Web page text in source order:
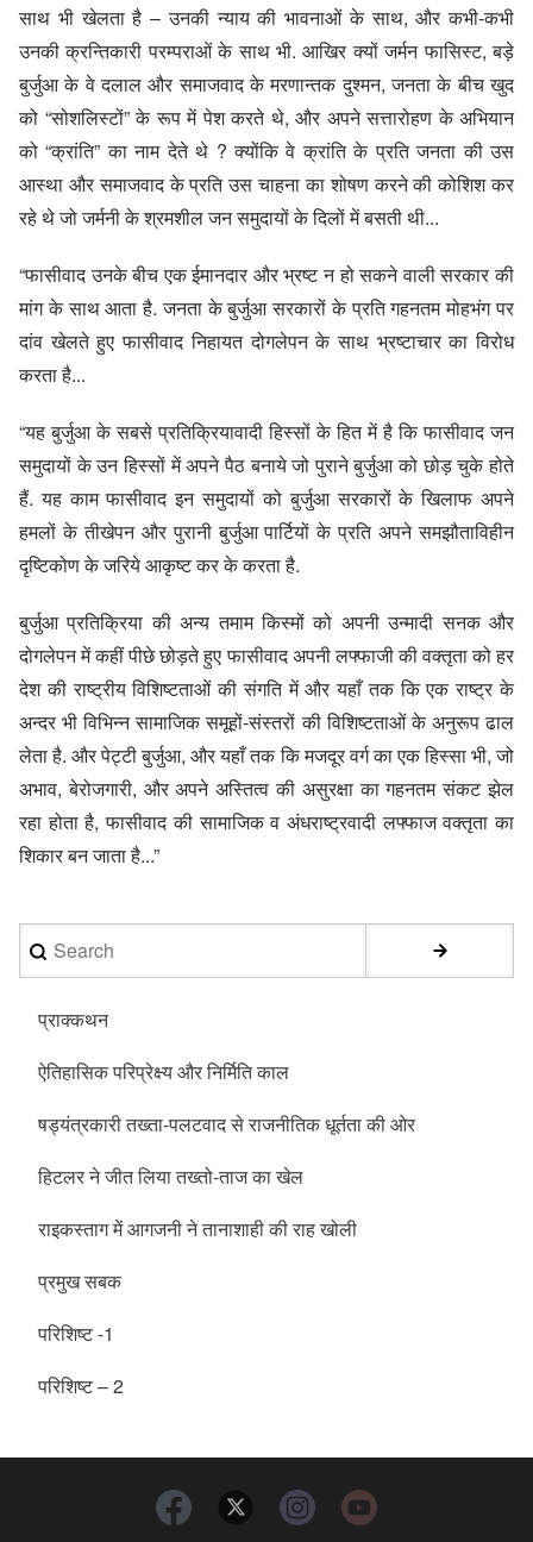
साथ भी खेलता है – उनकी न्याय की भावनाओं के साथ, और कभी-कभी
उनकी क्रन्तिकारी परम्पराओं के साथ भी. आखिर क्यों जर्मन फासिस्ट, बड़े
बुर्जुआ के वे दलाल और समाजवाद के मरणान्तक दुश्मन, जनता के बीच खुद
को “सोशलिस्टों” के रूप में पेश करते थे, और अपने सत्तारोहण के अभियान
को “क्रांति” का नाम देते थे ? क्योंकि वे क्रांति के प्रति जनता की उस
आस्था और समाजवाद के प्रति उस चाहना का शोषण करने की कोशिश कर
रहे थे जो जर्मनी के श्रमशील जन समुदायों के दिलों में बसती थी...
“फासीवाद उनके बीच एक ईमानदार और भ्रष्ट न हो सकने वाली सरकार की
मांग के साथ आता है. जनता के बुर्जुआ सरकारों के प्रति गहनतम मोहभंग पर
दांव खेलते हुए फासीवाद निहायत दोगलेपन के साथ भ्रष्टाचार का विरोध
करता है...
“यह बुर्जुआ के सबसे प्रतिक्रियावादी हिस्सों के हित में है कि फासीवाद जन
समुदायों के उन हिस्सों में अपने पैठ बनाये जो पुराने बुर्जुआ को छोड़ चुके होते
हैं. यह काम फासीवाद इन समुदायों को बुर्जुआ सरकारों के खिलाफ अपने
हमलों के तीखेपन और पुरानी बुर्जुआ पार्टियों के प्रति अपने समझौताविहीन
दृष्टिकोण के जरिये आकृष्ट कर के करता है.
बुर्जुआ प्रतिक्रिया की अन्य तमाम किस्मों को अपनी उन्मादी सनक और
दोगलेपन में कहीं पीछे छोड़ते हुए फासीवाद अपनी लफ्फाजी की वक्तृता को हर
देश की राष्ट्रीय विशिष्टताओं की संगति में और यहाँ तक कि एक राष्ट्र के
अन्दर भी विभिन्न सामाजिक समूहों-संस्तरों की विशिष्टताओं के अनुरूप ढाल
लेता है. और पेट्टी बुर्जुआ, और यहाँ तक कि मजदूर वर्ग का एक हिस्सा भी, जो
अभाव, बेरोजगारी, और अपने अस्तित्व की असुरक्षा का गहनतम संकट झेल
रहा होता है, फासीवाद की सामाजिक व अंधराष्ट्रवादी लफ्फाज वक्तृता का
शिकार बन जाता है...”
Search
प्राक्कथन
ऐतिहासिक परिप्रेक्ष्य और निर्मिति काल
षड्यंत्रकारी तख्ता-पलटवाद से राजनीतिक धूर्तता की ओर
हिटलर ने जीत लिया तख्तो-ताज का खेल
राइकस्‍ताग में आगजनी ने तानाशाही की राह खोली
प्रमुख सबक
परिशिष्ट -1
परिशिष्ट – 2